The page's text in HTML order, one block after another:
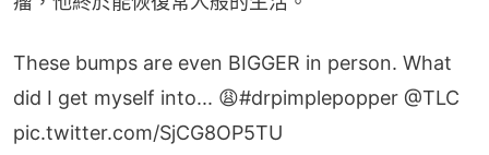
These bumps are even BIGGER in person. What
did I get myself into... 😩#drpimplepopper @TLC
pic.twitter.com/SjCG8OP5TU